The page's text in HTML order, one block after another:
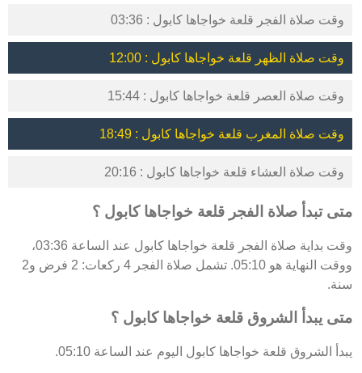
وقت صلاة الفجر قلعة خواجاها كابول : 03:36
وقت صلاة الظهر قلعة خواجاها كابول : 12:00
وقت صلاة العصر قلعة خواجاها كابول : 15:44
وقت صلاة المغرب قلعة خواجاها كابول : 18:49
وقت صلاة العشاء قلعة خواجاها كابول : 20:16
متى تبدأ صلاة الفجر قلعة خواجاها كابول ؟
وقت بداية صلاة الفجر قلعة خواجاها كابول عند الساعة 03:36،
ووقت النهاية هو 05:10. تشمل صلاة الفجر 4 ركعات: 2 فرض و2
سنة.
متى يبدأ الشروق قلعة خواجاها كابول ؟
يبدأ الشروق قلعة خواجاها كابول اليوم عند الساعة 05:10.